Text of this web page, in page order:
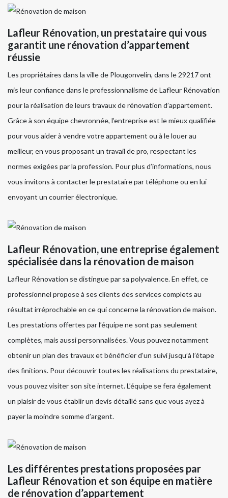
Lafleur Rénovation, un prestataire qui vous
garantit une rénovation d’appartement
réussie
Les propriétaires dans la ville de Plougonvelin, dans le 29217 ont
mis leur confiance dans le professionnalisme de Lafleur Rénovation
pour la réalisation de leurs travaux de rénovation d’appartement.
Grâce à son équipe chevronnée, l’entreprise est le mieux qualifiée
pour vous aider à vendre votre appartement ou à le louer au
meilleur, en vous proposant un travail de pro, respectant les
normes exigées par la profession. Pour plus d’informations, nous
vous invitons à contacter le prestataire par téléphone ou en lui
envoyant un courrier électronique.
Lafleur Rénovation, une entreprise également
spécialisée dans la rénovation de maison
Lafleur Rénovation se distingue par sa polyvalence. En effet, ce
professionnel propose à ses clients des services complets au
résultat irréprochable en ce qui concerne la rénovation de maison.
Les prestations offertes par l’équipe ne sont pas seulement
complètes, mais aussi personnalisées. Vous pouvez notamment
obtenir un plan des travaux et bénéficier d’un suivi jusqu’à l’étape
des finitions. Pour découvrir toutes les réalisations du prestataire,
vous pouvez visiter son site internet. L’équipe se fera également
un plaisir de vous établir un devis détaillé sans que vous ayez à
payer la moindre somme d’argent.
Les différentes prestations proposées par
Lafleur Rénovation et son équipe en matière
de rénovation d’appartement